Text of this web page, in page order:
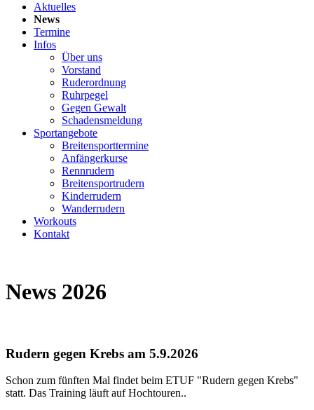
Aktuelles
News
Termine
Infos
Über uns
Vorstand
Ruderordnung
Ruhrpegel
Gegen Gewalt
Schadensmeldung
Sportangebote
Breitensporttermine
Anfängerkurse
Rennrudern
Breitensportrudern
Kinderrudern
Wanderrudern
Workouts
Kontakt
News 2026
Rudern gegen Krebs am 5.9.2026
Schon zum fünften Mal findet beim ETUF "Rudern gegen Krebs"
statt. Das Training läuft auf Hochtouren..